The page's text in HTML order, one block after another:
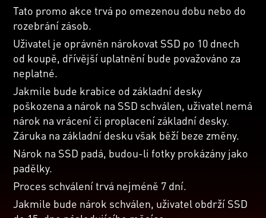
Tato promo akce trvá po omezenou dobu nebo do
rozebrání zásob.
Uživatel je oprávněn nárokovat SSD po 10 dnech
od koupě, dřívější uplatnění bude považováno za
neplatné.
Jakmile bude krabice od základní desky
poškozena a nárok na SSD schválen, uživatel nemá
nárok na vrácení či proplacení základní desky.
Záruka na základní desku však běží beze změny.
Nárok na SSD padá, budou-li fotky prokázány jako
padělky.
Proces schválení trvá nejméně 7 dní.
Jakmile bude nárok schválen, uživatel obdrží SSD